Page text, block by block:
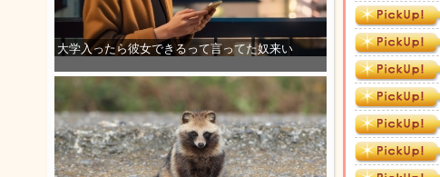
大学入ったら彼女できるって言ってた奴来い